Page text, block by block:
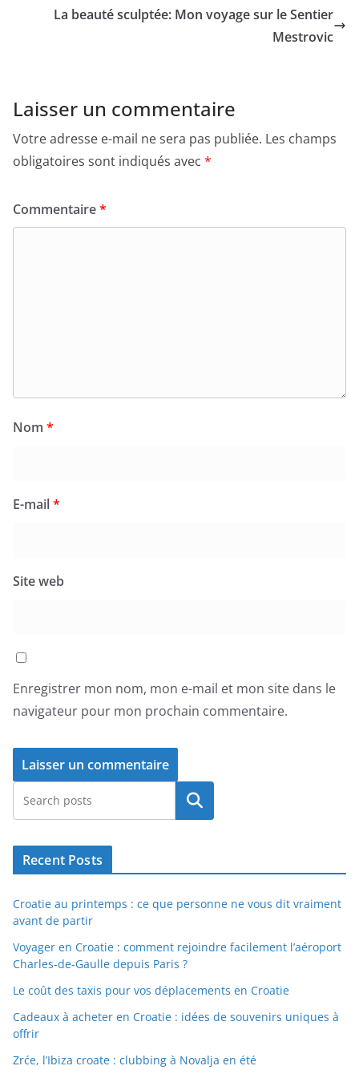
La beauté sculptée: Mon voyage sur le Sentier
Mestrovic
Laisser un commentaire
Votre adresse e-mail ne sera pas publiée. Les champs
obligatoires sont indiqués avec *
Commentaire*
Nom *
E-mail*
Site web
Enregistrer mon nom, mon e-mail et mon site dans le
navigateur pour mon prochain commentaire.
Rechercher
Recent Posts
Croatie au printemps : ce que personne ne vous dit vraiment
avant de partir
Voyager en Croatie : comment rejoindre facilement l’aéroport
Charles-de-Gaulle depuis Paris ?
Le coût des taxis pour vos déplacements en Croatie
Cadeaux à acheter en Croatie : idées de souvenirs uniques à
offrir
Zrće, l’Ibiza croate : clubbing à Novalja en été